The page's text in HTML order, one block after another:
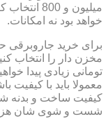
میلیون و
خواهد بود نه امکانات.
برای خرید جاروبرقی
تومانی زیادی پیدا
معمولا باید با کیفیت
کیفیت ساخت و بدنه
شست و شوی شان